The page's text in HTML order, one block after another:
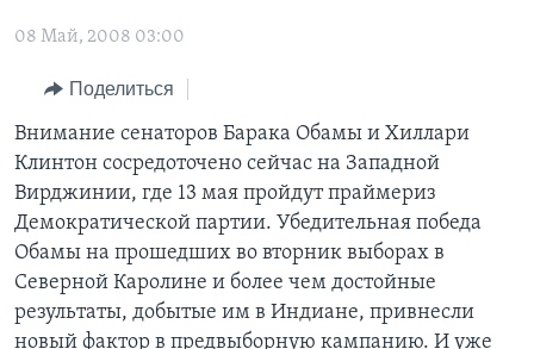
основной
Перейти
поиск
ИТОГИ
ПОЧЕМУ ЭТО ВАЖНО?
ДИСКУССИЯ VOA
НЬЮ-ЙОРК NEW YORK
АМЕРИКА. БОЛЬШОЕ ПУТЕШЕСТВИЕ
НАША АМЕРИКАНСКАЯ ИСТОРИЯ
А КАК В АМЕРИКЕ?
АРТЕФАКТЫ
АМЕРИКАНСКИЕ ГОРОДКИ
ТЕСТЫ
ИНТЕРВЬЮ
ФАКТЫ ПРОТИВ ФЕЙКОВ
ЗА СВОБОДУ ПРЕССЫ
УЧИМ АНГЛИЙСКИЙ
ВИДЕО
ПОДПИСКА НА НОВОСТИ
Learning English
08 Май, 2008 03:00
Поделиться
Внимание сенаторов Барака Обамы и Хиллари
Клинтон сосредоточено сейчас на Западной
Вирджинии, где 13 мая пройдут праймериз
Демократической партии. Убедительная победа
Обамы на прошедших во вторник выборах в
Северной Каролине и более чем достойные
результаты, добытые им в Индиане, привнесли
новый фактор в предвыборную кампанию. И уже